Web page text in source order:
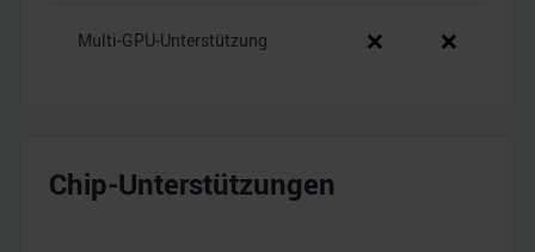
Multi-GPU-Unterstützung ❌ ❌
Chip-Unterstützungen